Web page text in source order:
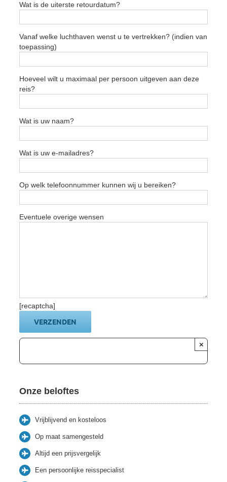
Wat is de uiterste retourdatum?
Vanaf welke luchthaven wenst u te vertrekken? (indien van
toepassing)
Hoeveel wilt u maximaal per persoon uitgeven aan deze
reis?
Wat is uw naam?
Wat is uw e-mailadres?
Op welk telefoonnummer kunnen wij u bereiken?
Eventuele overige wensen
[recaptcha]
×
Onze beloftes
Vrijblijvend en kosteloos
Op maat samengesteld
Altijd een prijsvergelijk
Een persoonlijke reisspecialist